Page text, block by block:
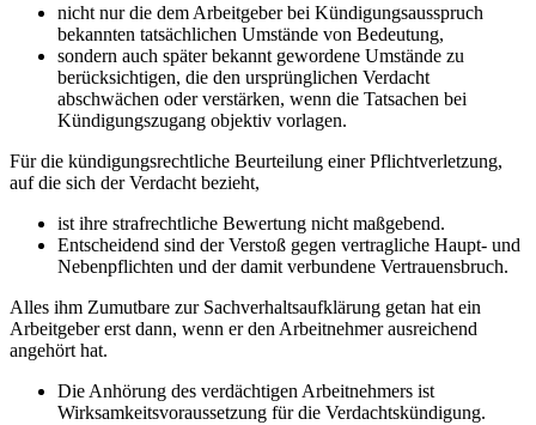
nicht nur die dem Arbeitgeber bei Kündigungsausspruch
bekannten tatsächlichen Umstände von Bedeutung,
sondern auch später bekannt gewordene Umstände zu
berücksichtigen, die den ursprünglichen Verdacht
abschwächen oder verstärken, wenn die Tatsachen bei
Kündigungszugang objektiv vorlagen.
Für die kündigungsrechtliche Beurteilung einer Pflichtverletzung,
auf die sich der Verdacht bezieht,
ist ihre strafrechtliche Bewertung nicht maßgebend.
Entscheidend sind der Verstoß gegen vertragliche Haupt- und
Nebenpflichten und der damit verbundene Vertrauensbruch.
Alles ihm Zumutbare zur Sachverhaltsaufklärung getan hat ein
Arbeitgeber erst dann, wenn er den Arbeitnehmer ausreichend
angehört hat.
Die Anhörung des verdächtigen Arbeitnehmers ist
Wirksamkeitsvoraussetzung für die Verdachtskündigung.